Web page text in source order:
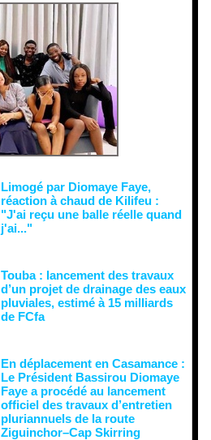
Limogé par Diomaye Faye,
réaction à chaud de Kilifeu :
"J'ai reçu une balle réelle quand
j'ai..."
Touba : lancement des travaux
d’un projet de drainage des eaux
pluviales, estimé à 15 milliards
de FCfa ‎
En déplacement en Casamance :
Le Président Bassirou Diomaye
Faye a procédé au lancement
officiel des travaux d’entretien
pluriannuels de la route
Ziguinchor–Cap Skirring